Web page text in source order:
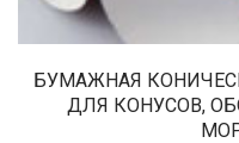
верху
Холодильный шкаф
Тюбы для мороженого
Пакеты для мороженого
БУМАЖНАЯ
ДЛЯ КОНУСОВ,